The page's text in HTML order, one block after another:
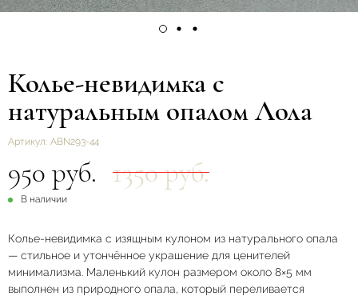
Колье-невидимка с
натуральным опалом Лола
Артикул: ABN293-44
950 руб. 1350 руб.
В наличии
Колье-невидимка с изящным кулоном из натурального опала
— стильное и утончённое украшение для ценителей
минимализма. Маленький кулон размером около 8×5 мм
выполнен из природного опала, который переливается